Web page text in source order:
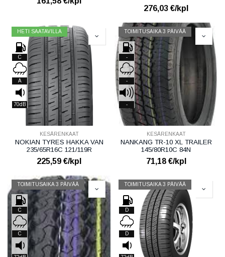
276,03 €/kpl
HETI SAATAVILLA
C
A
70dB
KESÄRENKAAT
NOKIAN TYRES HAKKA VAN
235/65R16C 121/119R
225,59 €/kpl
TOIMITUSAIKA 3 PÄIVÄÄ
-
-
-
KESÄRENKAAT
NANKANG TR-10 XL TRAILER
145/80R10C 84N
71,18€/kpl
TOIMITUSAIKA 3 PÄIVÄÄ
C
C
TOIMITUSAIKA 3 PÄIVÄÄ
D
D